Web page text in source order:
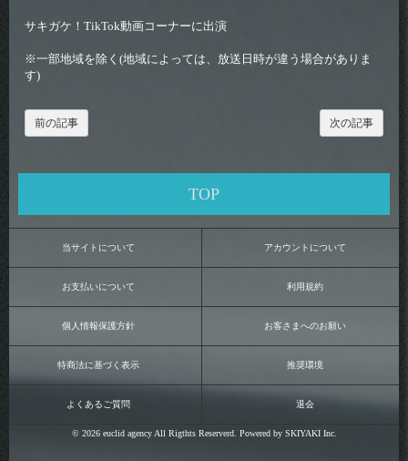
サキガケ！TikTok動画コーナーに出演
※一部地域を除く(地域によっては、放送日時が違う場合がありま
す)
次の記事
前の記事
TOP
当サイトについて アカウントについて
お支払いについて 利用規約
個人情報保護方針 お客さまへのお願い
特商法に基づく表示 推奨環境
よくあるご質問 退会
© 2026 euclid agency All Rigthts Reserverd. Powered by SKIYAKI Inc.